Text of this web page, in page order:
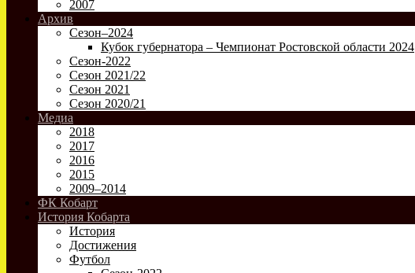
2007
Архив
Сезон–2024
Кубок губернатора – Чемпионат Ростовской области 2024
Сезон-2022
Сезон 2021/22
Сезон 2021
Сезон 2020/21
Медиа
2018
2017
2016
2015
2009–2014
ФК Кобарт
История Кобарта
История
Достижения
Футбол